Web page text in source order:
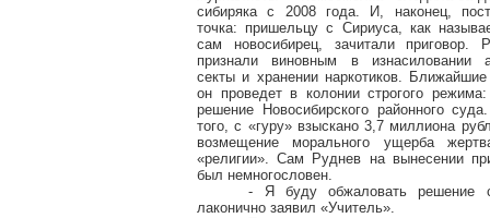
сибиряка с 2008 года. И, наконец,
точка: пришельцу с Сириуса, как
сам новосибирец, зачитали приговор.
признали виновным в изнасиловании
секты и хранении наркотиков.
он проведет в колонии строгого режима:
решение Новосибирского районного
того, с «гуру» взыскано 3,7 миллиона
возмещение морального ущерба
«религии». Сам Руднев на вынесении
был немногословен.
- Я буду обжаловать решение
лаконично заявил «Учитель».